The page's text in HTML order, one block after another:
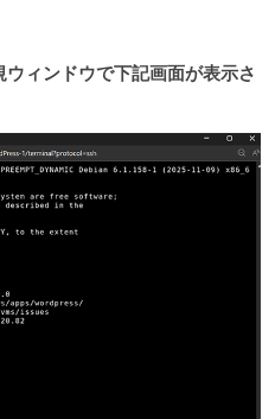
ウィンドウで下記画面が表示さ